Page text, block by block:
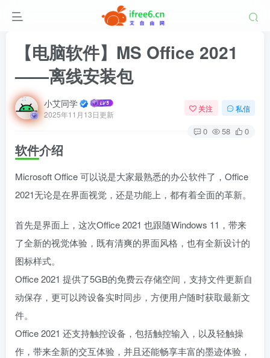
【电脑软件】MS Office 2021
——离线安装包
小艾同学
2025年11月13日更新
关注 私信
0 58 0
软件介绍
Microsoft Office 可以说是大家最熟悉的办公软件了，Office
2021无论是在界面视觉，还是功能上，都有着全面的革新。
首先是界面上，这次Office 2021 也跟随Windows 11，带来
了全新的视觉体验，既有清爽的界面风格，也有全新设计的
图标样式。
Office 2021 提供了5GB的免费云存储空间，支持文件更新自
动保存，更可以跨设备实时同步，方便用户随时获取最新文
件。
Office 2021 还支持触控设备，包括触控输入，以及轻触操
作，带来全新的交互体验，并且还能畅享丰富的墨迹体验，